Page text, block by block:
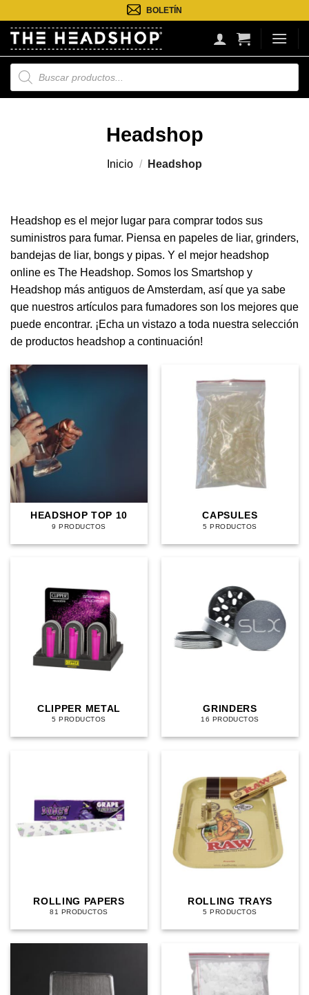
contenido
BOLETÍN
Búsqueda
de
productos
Headshop
Inicio / Headshop
Headshop es el mejor lugar para comprar todos sus
suministros para fumar. Piensa en papeles de liar, grinders,
bandejas de liar, bongs y pipas. Y el mejor headshop
online es The Headshop. Somos los Smartshop y
Headshop más antiguos de Amsterdam, así que ya sabe
que nuestros artículos para fumadores son los mejores que
puede encontrar. ¡Echa un vistazo a toda nuestra selección
de productos headshop a continuación!
HEADSHOP TOP 10
9 PRODUCTOS
CAPSULES
5 PRODUCTOS
CLIPPER METAL
5 PRODUCTOS
GRINDERS
16 PRODUCTOS
ROLLING PAPERS
81 PRODUCTOS
ROLLING TRAYS
5 PRODUCTOS